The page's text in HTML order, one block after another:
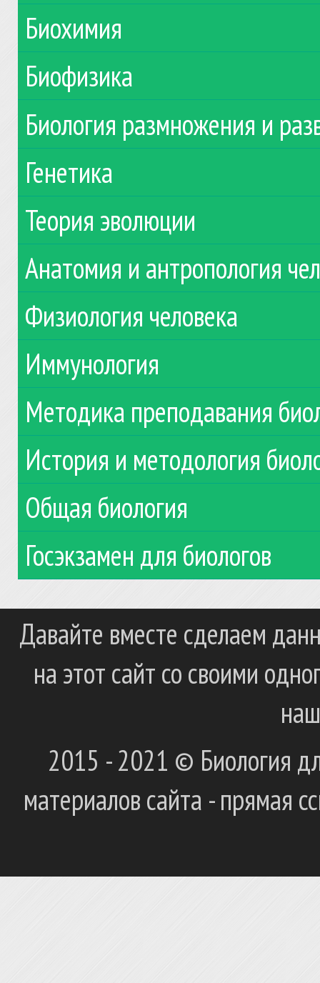
Биохимия
Биофизика
Биология размножения и
Генетика
Теория эволюции
Анатомия и антропология
Физиология человека
Иммунология
Методика преподавания
История и методология
Общая биология
Госэкзамен для биологов
Давайте вместе сделаем
на этот сайт со своими
2015 - 2021 © Биология
материалов сайта - прямая